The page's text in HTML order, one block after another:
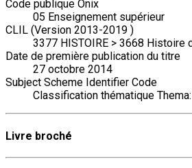
Code publique Onix
05 Enseignement supérieur
CLIL (Version 2013-2019 )
3377 HISTOIRE > 3668 Histoire
Date de première publication du titre
27 octobre 2014
Subject Scheme Identifier Code
Classification thématique
Livre broché